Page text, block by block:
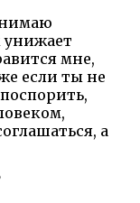
унижает
мне,
если ты не
а